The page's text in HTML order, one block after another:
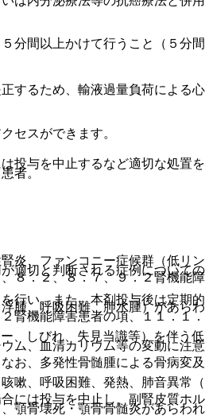
間以上かけて行うこと（５分
るため、輸液過量負荷による
者。
適切と判断される症例について
い、また、本剤投与後は定期
腎機能障害患者の項、１１．１．
、血清カリウム等の変動に注
、多発性骨髄腫による骨病変
骨壊死・顎骨骨髄炎があらわ
投与を中止するなど適切な処置を
、ファンコニー症候群（低リ
８．２、８．７、９．２腎機能障
、呼吸困難、肺水腫）があら
しびれ、失見当識等）を伴う
、呼吸困難、発熱、肺音異常
は投与を中止し、副腎皮質ホ
セスができます。